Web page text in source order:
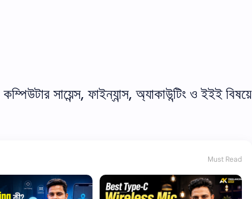
সায়েন্স, ফাইন্যান্স, অ্যাকাউন্টিং ও ইইই বিষয়ে
Must Read